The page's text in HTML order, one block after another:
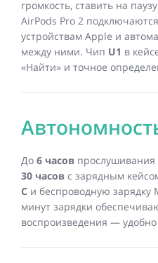
громкость, ставить на
AirPods Pro 2
устройствам Apple и
между ними. Чип U1 в
«Найти» и точное
До 6 часов
30 часов с зарядным
C и беспроводную зарядку
минут зарядки
воспроизведения —